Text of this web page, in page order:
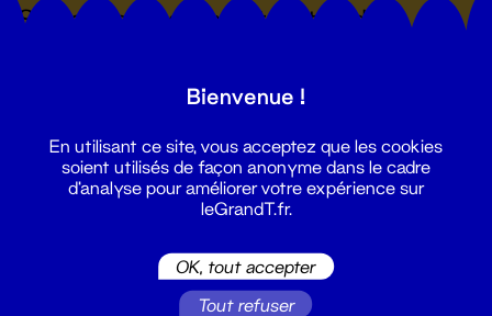
Suivez toutes les actualités du
Bienvenue !
En utilisant ce site, vous acceptez que les cookies
soient utilisés de façon anonyme dans le cadre
d'analyse pour améliorer votre expérience sur
leGrandT.fr.
OK, tout accepter
Tout refuser